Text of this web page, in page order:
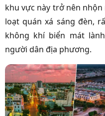
khu vực này trở nên
loạt quán xá sáng đèn,
không khí biển mát
người dân địa phương.